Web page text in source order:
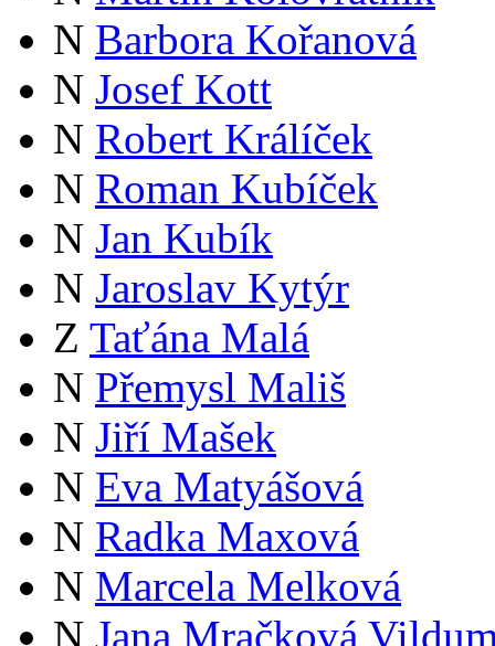
N Barbora Kořanová
N Josef Kott
N Robert Králíček
N Roman Kubíček
N Jan Kubík
N Jaroslav Kytýr
Z Taťána Malá
N Přemysl Mališ
N Jiří Mašek
N Eva Matyášová
N Radka Maxová
N Marcela Melková
N Jana Mračková